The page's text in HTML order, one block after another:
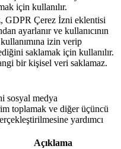
için kullanılır.
GDPR Çerez İzni eklentisi
ayarlanır ve kullanıcının
izin verip
saklamak için kullanılır.
bir kişisel veri saklamaz.
sosyal medya
toplamak ve diğer üçüncü
yardımcı
Açıklama